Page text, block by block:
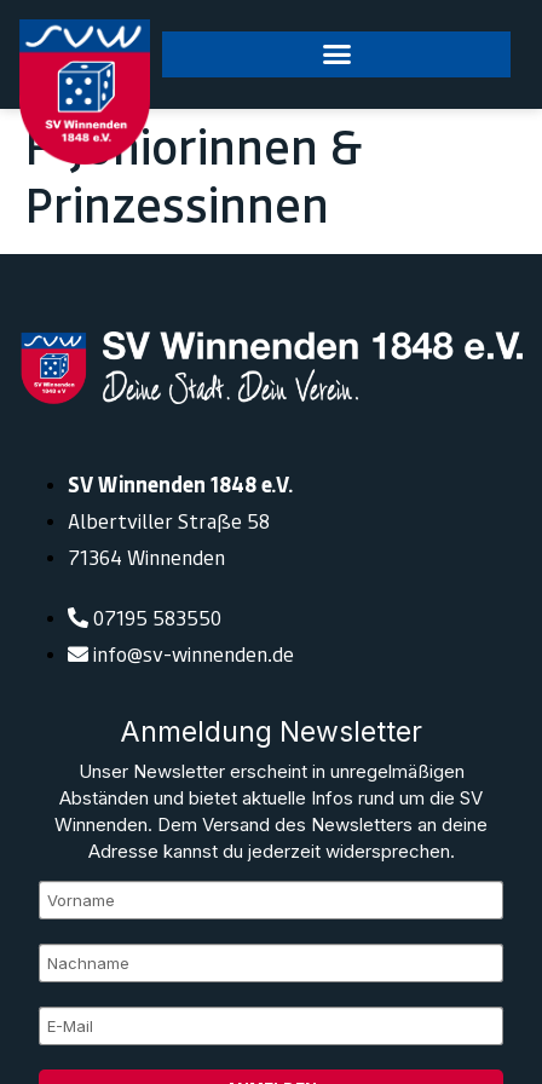
springen
F-Juniorinnen &
Prinzessinnen
SV Winnenden 1848 e.V.
Albertviller Straße 58
71364 Winnenden
07195 583550
info@sv-winnenden.de
Anmeldung Newsletter
Unser Newsletter erscheint in unregelmäßigen
Abständen und bietet aktuelle Infos rund um die SV
Winnenden. Dem Versand des Newsletters an deine
Adresse kannst du jederzeit widersprechen.